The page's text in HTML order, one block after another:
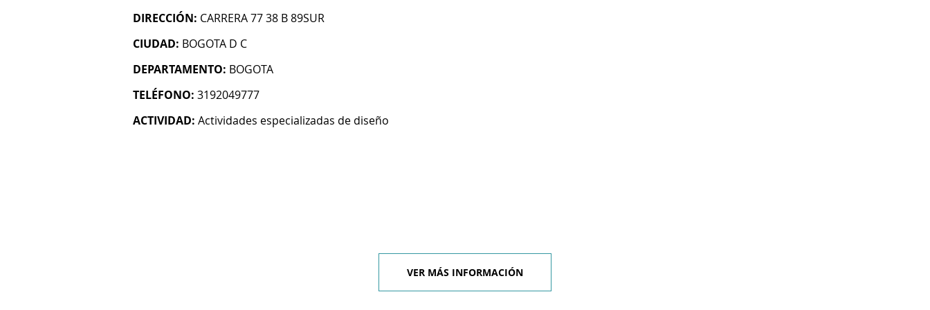
DIRECCIÓN: CARRERA 77 38 B 89SUR
CIUDAD: BOGOTA D C
DEPARTAMENTO: BOGOTA
TELÉFONO: 3192049777
ACTIVIDAD: Actividades especializadas de diseño
VER MÁS INFORMACIÓN